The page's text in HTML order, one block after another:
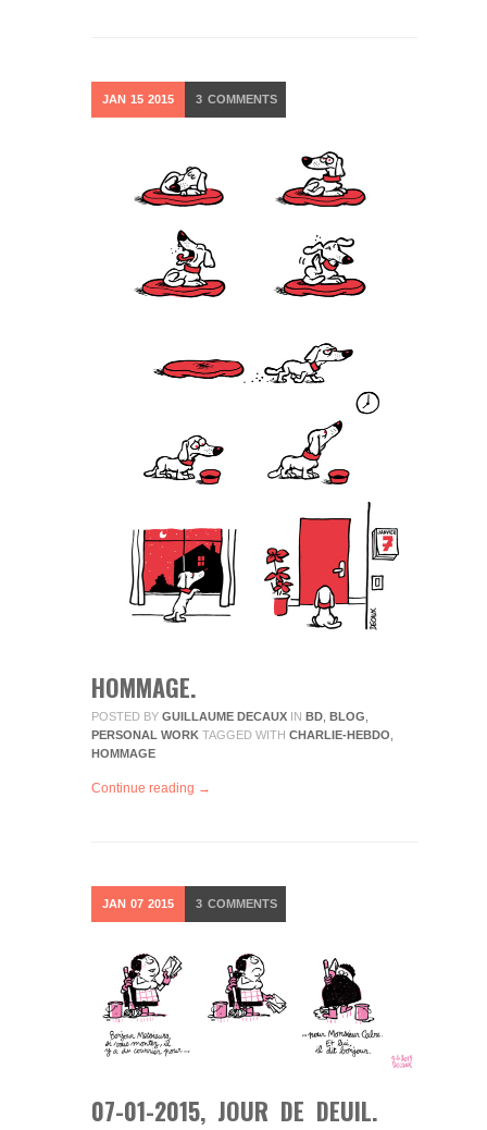
JAN 15 2015 3 COMMENTS
HOMMAGE.
POSTED BY GUILLAUME DECAUX IN BD BLOG
PERSONAL WORK TAGGED WITH CHARLIE-HEBDO
HOMMAGE
Continue reading →
JAN 07 2015 3 COMMENTS
07-01-2015, JOUR DE DEUIL.